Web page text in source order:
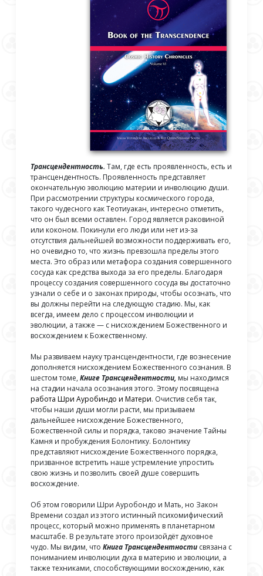
Трансцендентность. Там, где есть проявленность, есть и
трансцендентность. Проявленность представляет
окончательную эволюцию материи и инволюцию души.
При рассмотрении структуры космического города,
такого чудесного как Теотиуакан, интересно отметить,
что он был всеми оставлен. Город является раковиной
или коконом. Покинули его люди или нет из-за
отсутствия дальнейшей возможности поддерживать его,
но очевидно то, что жизнь превзошла пределы этого
места. Это образ или метафора создания совершенного
сосуда как средства выхода за его пределы. Благодаря
процессу создания совершенного сосуда вы достаточно
узнали о себе и о законах природы, чтобы осознать, что
вы должны перейти на следующую стадию. Мы, как
всегда, имеем дело с процессом инволюции и
эволюции, а также — с нисхождением Божественного и
восхождением к Божественному.
Мы развиваем науку трансцендентности, где вознесение
дополняется нисхождением Божественного сознания. В
шестом томе,Книге Трансцендентности, мы находимся
на стадии начала осознания этого. Этому посвящена
работа Шри Ауробиндо и Матери. Очистив себя так,
чтобы наши души могли расти, мы призываем
дальнейшее нисхождение Божественного,
Божественной силы и порядка, таково значение Тайны
Камня и пробуждения Болонтику. Болонтику
представляют нисхождение Божественного порядка,
призванное встретить наше устремление упростить
свою жизнь и позволить своей душе совершить
восхождение.
Об этом говорили Шри Ауробондо и Мать, но Закон
Времени создал из этого истинный психомифический
процесс, который можно применять в планетарном
масштабе. В результате этого произойдёт духовное
чудо. Мы видим, чтоКнига Трансцендентности связана с
пониманием инволюции духа в материю и эволюции, а
также техниками, способствующими восхождению, как